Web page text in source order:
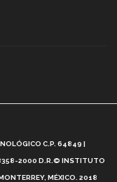
Tec? (video)
C.P. 64849 |
8358-2000 D.R.© INSTITUTO
MÉXICO. 2018